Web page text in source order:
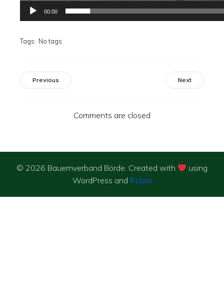
00:00
Tags: No tags
Previous Next
Comments are closed
© 2026 Bauernverband Börde. Created with
using
WordPress and Kubio